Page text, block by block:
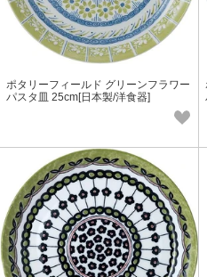
ポタリーフィールド グリーンフラワー
パスタ皿 25cm[日本製/洋食器]